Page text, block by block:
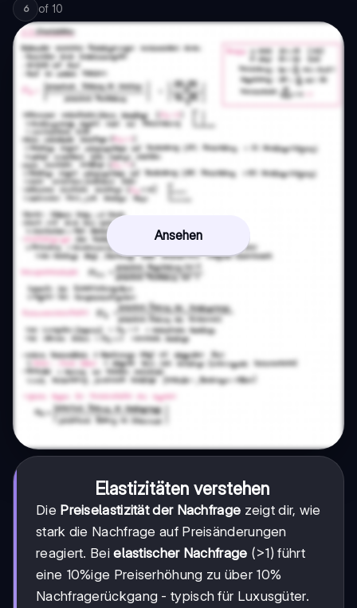
6 of 10
Ansehen
Elastizitäten verstehen
Die Preiselastizität der Nachfrage zeigt dir, wie
stark die Nachfrage auf Preisänderungen
reagiert. Beielastischer Nachfrage (>1) führt
eine 10%ige Preiserhöhung zu über 10%
Nachfragerückgang - typisch für Luxusgüter.